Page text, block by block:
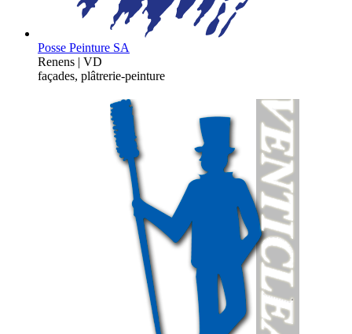
Posse Peinture SA
Renens | VD
façades, plâtrerie-peinture